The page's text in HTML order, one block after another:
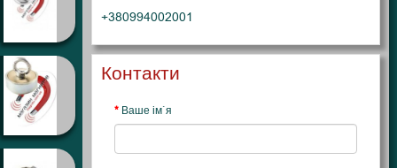
+380994002001
Контакти
Ваше ім`я